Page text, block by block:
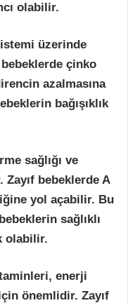
olabilir.
üzerinde
çinko
azalmasına
bağışıklık
sağlığı ve
bebeklerde A
yol açabilir. Bu
sağlıklı
olabilir.
enerji
önemlidir. Zayıf